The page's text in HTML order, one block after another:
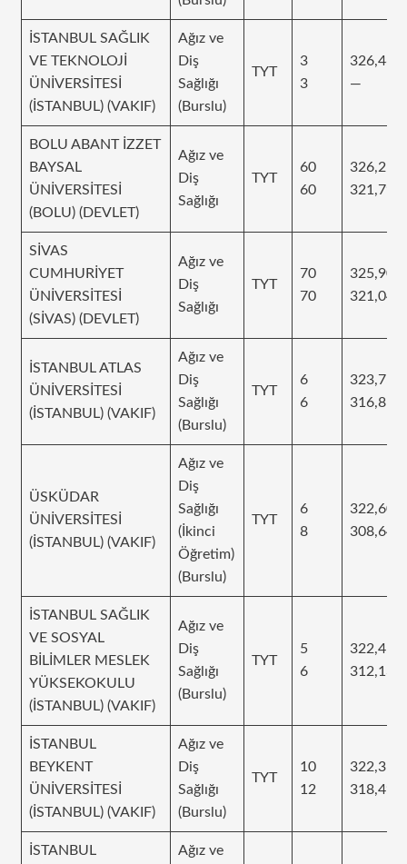
İSTANBUL SAĞLIK
VE TEKNOLOJİ
ÜNİVERSİTESİ
(İSTANBUL) (VAKIF)
Ağız ve
Diş
Sağlığı
(Burslu)
TYT
3
3
326,469
—
BOLU ABANT İZZET
BAYSAL
ÜNİVERSİTESİ
(BOLU) (DEVLET)
Ağız ve
Diş
Sağlığı
TYT
60
60
326,212
321,795
SİVAS
CUMHURİYET
ÜNİVERSİTESİ
(SİVAS) (DEVLET)
Ağız ve
Diş
Sağlığı
TYT
70
70
325,909
321,04
İSTANBUL ATLAS
ÜNİVERSİTESİ
(İSTANBUL) (VAKIF)
Ağız ve
Diş
Sağlığı
(Burslu)
TYT
6
6
323,756
316,819
ÜSKÜDAR
ÜNİVERSİTESİ
(İSTANBUL) (VAKIF)
Ağız ve
Diş
Sağlığı
(İkinci
Öğretim)
(Burslu)
TYT
6
8
322,609
308,644
İSTANBUL SAĞLIK
VE SOSYAL
BİLİMLER MESLEK
YÜKSEKOKULU
(İSTANBUL) (VAKIF)
Ağız ve
Diş
Sağlığı
(Burslu)
TYT
5
6
322,4
312,134
İSTANBUL
BEYKENT
ÜNİVERSİTESİ
(İSTANBUL) (VAKIF)
Ağız ve
Diş
Sağlığı
(Burslu)
TYT
10
12
322,315
318,493
İSTANBUL
Ağız ve